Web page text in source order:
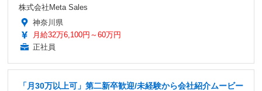
株式会社Meta Sales
神奈川県
月給32万6,100円～60万円
正社員
「月30万以上可」第二新卒歓迎/未経験から会社紹介ムービー